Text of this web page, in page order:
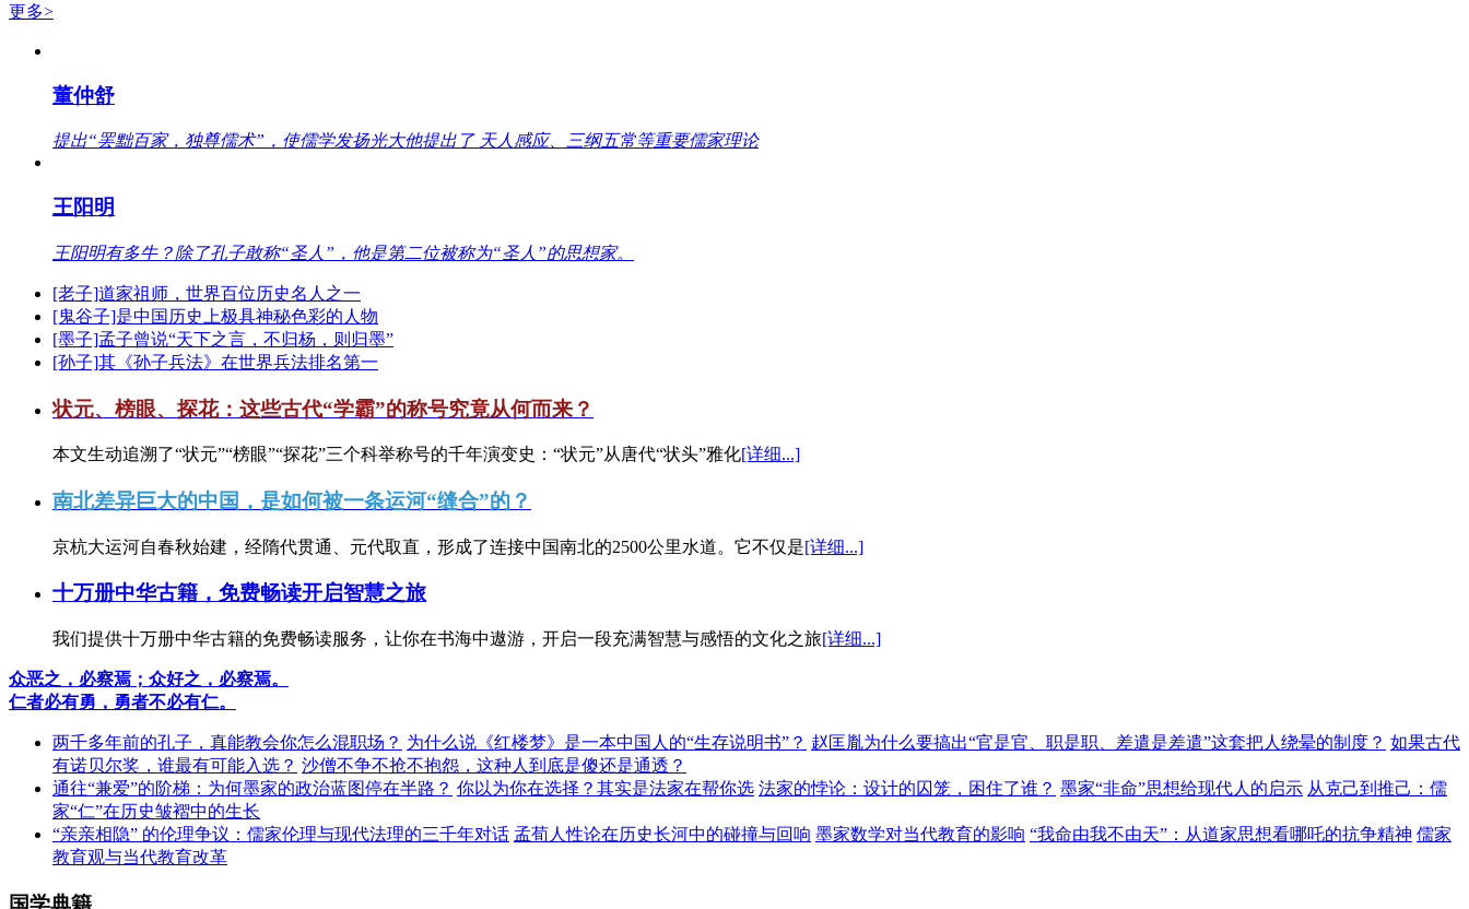
更多>
董仲舒
提出“罢黜百家，独尊儒术”，使儒学发扬光大他提出了 天人感应、三纲五常等重要儒家理论
王阳明
王阳明有多牛？除了孔子敢称“圣人”，他是第二位被称为“圣人”的思想家。
[老子]道家祖师，世界百位历史名人之一
[鬼谷子]是中国历史上极具神秘色彩的人物
[墨子]孟子曾说“天下之言，不归杨，则归墨”
[孙子]其《孙子兵法》在世界兵法排名第一
状元、榜眼、探花：这些古代“学霸”的称号究竟从何而来？
本文生动追溯了“状元”“榜眼”“探花”三个科举称号的千年演变史：“状元”从唐代“状头”雅化[详细...]
南北差异巨大的中国，是如何被一条运河“缝合”的？
京杭大运河自春秋始建，经隋代贯通、元代取直，形成了连接中国南北的2500公里水道。它不仅是[详细...]
十万册中华古籍，免费畅读开启智慧之旅
我们提供十万册中华古籍的免费畅读服务，让你在书海中遨游，开启一段充满智慧与感悟的文化之旅[详细...]
众恶之，必察焉；众好之，必察焉。
仁者必有勇，勇者不必有仁。
两千多年前的孔子，真能教会你怎么混职场？ 为什么说《红楼梦》是一本中国人的“生存说明书”？ 赵匡胤为什么要搞出“官是官、职是职、差遣是差遣”这套把人绕晕的制度？ 如果古代
有诺贝尔奖，谁最有可能入选？ 沙僧不争不抢不抱怨，这种人到底是傻还是通透？
通往“兼爱”的阶梯：为何墨家的政治蓝图停在半路？ 你以为你在选择？其实是法家在帮你选 法家的悖论：设计的囚笼，困住了谁？ 墨家“非命”思想给现代人的启示 从克己到推己：儒
家“仁”在历史皱褶中的生长
“亲亲相隐” 的伦理争议：儒家伦理与现代法理的三千年对话 孟荀人性论在历史长河中的碰撞与回响 墨家数学对当代教育的影响 “我命由我不由天”：从道家思想看哪吒的抗争精神 儒家
教育观与当代教育改革
国学典籍